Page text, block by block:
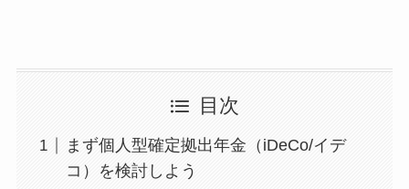
目次
まず個人型確定拠出年金（iDeCo/イデ
コ）を検討しよう